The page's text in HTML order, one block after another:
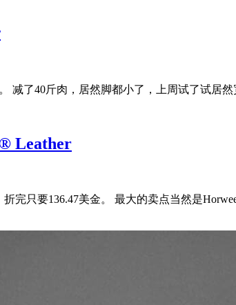
减了40斤肉，居然脚都小了，上周试了试居然
Leather
只要136.47美金。 最大的卖点当然是